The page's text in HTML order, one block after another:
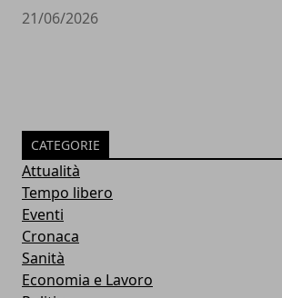
21/06/2026
CATEGORIE
Attualità
Tempo libero
Eventi
Cronaca
Sanità
Economia e Lavoro